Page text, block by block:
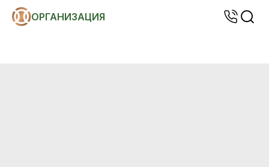
ОРГАНИЗАЦИЯ